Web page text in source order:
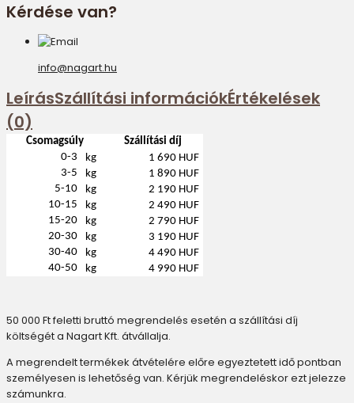
Kérdése van?
info@nagart.hu
LeírásSzállítási információkÉrtékelések
(0)
Csomagsúly
Szállítási díj
0-3
kg
1 690 HUF
3-5
kg
1 890 HUF
5-10
kg
2 190 HUF
10-15
kg
2 490 HUF
15-20
kg
2 790 HUF
20-30
kg
3 190 HUF
30-40
kg
4 490 HUF
40-50
kg 4 990 HUF
50 000 Ft feletti bruttó megrendelés esetén a szállítási díj
költségét a Nagart Kft. átvállalja.
A megrendelt termékek átvételére előre egyeztetett idő pontban
személyesen is lehetőség van. Kérjük megrendeléskor ezt jelezze
számunkra.